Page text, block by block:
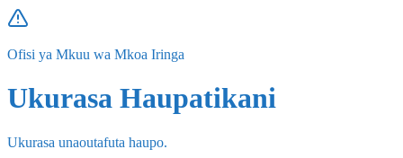
Ofisi ya Mkuu wa Mkoa Iringa
Ukurasa Haupatikani
Ukurasa unaoutafuta haupo.